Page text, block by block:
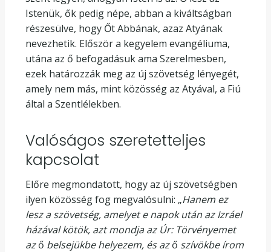
Istenük, ők pedig népe, abban a kiváltságban
részesülve, hogy Őt Abbának, azaz Atyának
nevezhetik. Először a kegyelem evangéliuma,
utána az ő befogadásuk ama Szerelmesben,
ezek határozzák meg az új szövetség lényegét,
amely nem más, mint közösség az Atyával, a Fiú
által a Szentlélekben.
Valóságos szeretetteljes
kapcsolat
Előre megmondatott, hogy az új szövetségben
ilyen közösség fog megvalósulni: „Hanem ez
lesz a szövetség, amelyet e napok után az Izráel
házával kötök, azt mondja az Úr: Törvényemet
aző belsejükbe helyezem, és aző szívökbe írom